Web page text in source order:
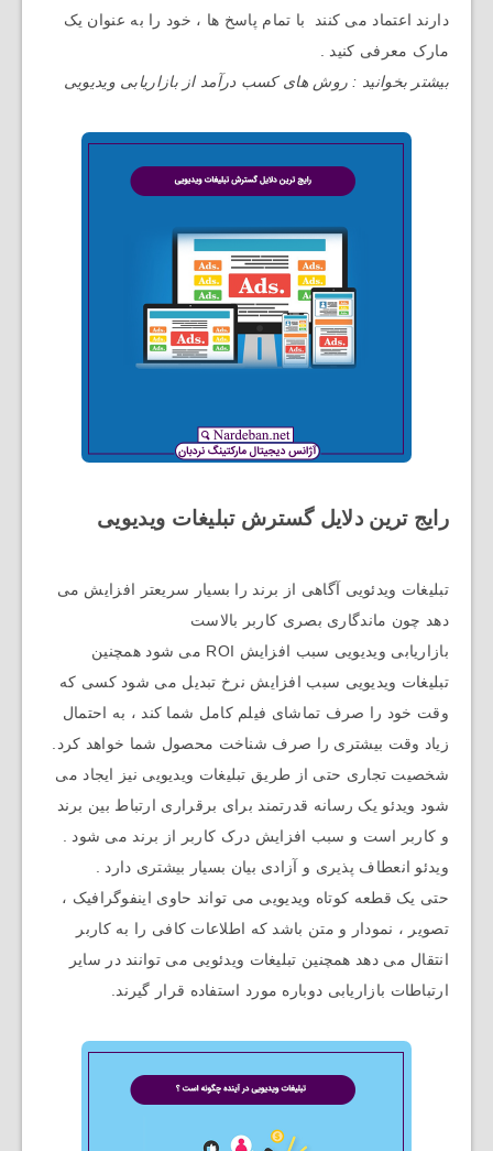
دارند اعتماد می کنند با تمام پاسخ ها ، خود را به عنوان یک
مارک معرفی کنید .
بیشتر بخوانید : روش های کسب درآمد از بازاریابی ویدیویی
رایج ترین دلایل گسترش تبلیغات ویدیویی
تبلیغات ویدئویی آگاهی از برند را بسیار سریعتر افزایش می
دهد چون ماندگاری بصری کاربر بالاست
بازاریابی ویدیویی سبب افزایش ROI می شود همچنین
تبلیغات ویدیویی سبب افزایش نرخ تبدیل می شود کسی که
وقت خود را صرف تماشای فیلم کامل شما کند ، به احتمال
زیاد وقت بیشتری را صرف شناخت محصول شما خواهد کرد.
شخصیت تجاری حتی از طریق تبلیغات ویدیویی نیز ایجاد می
شود ویدئو یک رسانه قدرتمند برای برقراری ارتباط بین برند
و کاربر است و سبب افزایش درک کاربر از برند می شود .
ویدئو انعطاف پذیری و آزادی بیان بسیار بیشتری دارد .
حتی یک قطعه کوتاه ویدیویی می تواند حاوی اینفوگرافیک ،
تصویر ، نمودار و متن باشد که اطلاعات کافی را به کاربر
انتقال می دهد همچنین تبلیغات ویدئویی می توانند در سایر
ارتباطات بازاریابی دوباره مورد استفاده قرار گیرند.